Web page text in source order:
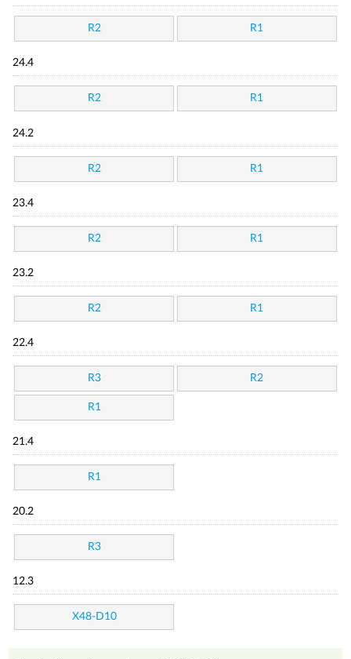
R2 R1
24.4
R2 R1
24.2
R2 R1
23.4
R2 R1
23.2
R2 R1
22.4
R3 R2
R1
21.4
R1
20.2
R3
12.3
X48-D10